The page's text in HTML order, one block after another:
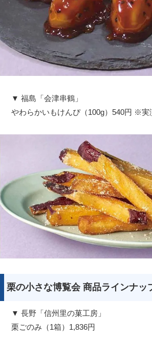
▼ 福島「会津串鶴」
やわらかいもけんぴ（100g）540円 ※実
栗の小さな博覧会 商品ラインナッ
▼ 長野「信州里の菓工房」
栗ごのみ（1箱）1,836円